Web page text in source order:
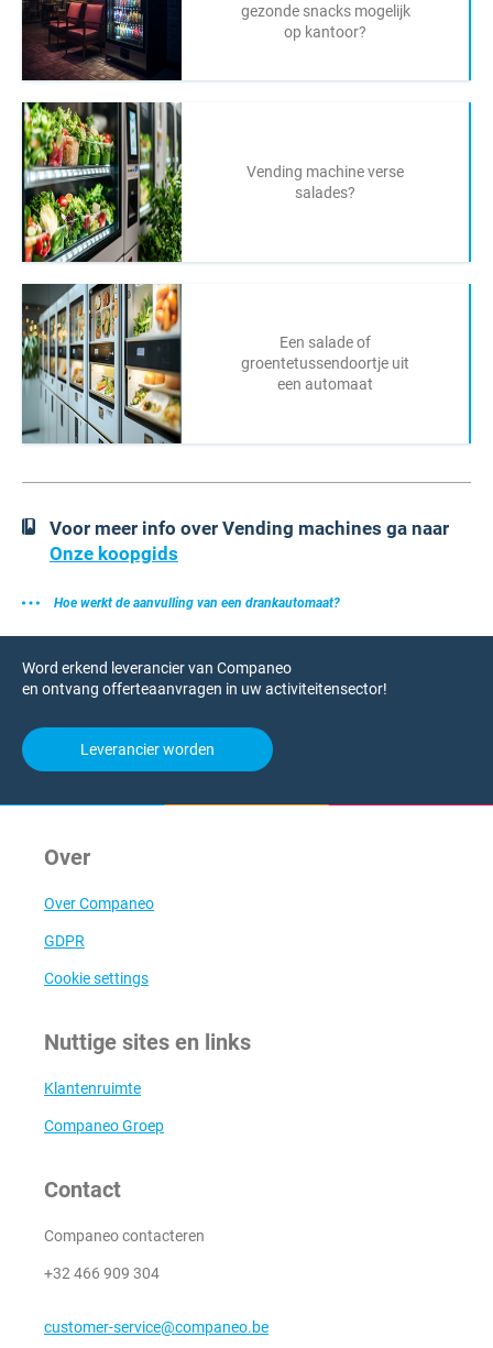
gezonde snacks mogelijk
op kantoor?
Vending machine verse
salades?
Een salade of
groentetussendoortje uit
een automaat
Voor meer info over Vending machines ga naar
Onze koopgids
Hoe werkt de aanvulling van een drankautomaat?
Word erkend leverancier van Companeo
en ontvang offerteaanvragen in uw activiteitensector!
Leverancier worden
Over
Over Companeo
GDPR
Cookie settings
Nuttige sites en links
Klantenruimte
Companeo Groep
Contact
Companeo contacteren
+32 466 909 304
customer-service@companeo.be